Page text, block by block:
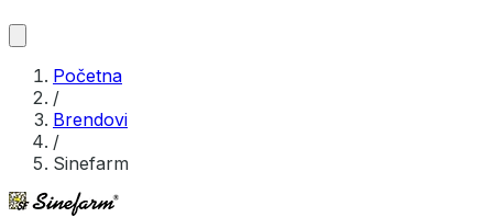
Početna
/
Brendovi
/
Sinefarm